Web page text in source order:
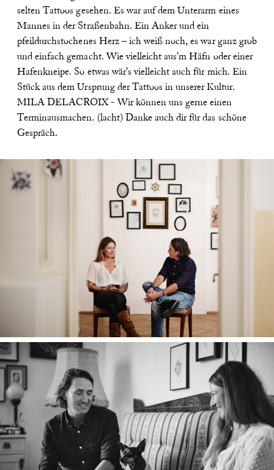
selten Tattoos gesehen. Es war auf dem Unterarm eines
Mannes in der Straßenbahn. Ein Anker und ein
pfeildurchstochenes Herz – ich weiß noch, es war ganz grob
und einfach gemacht. Wie vielleicht aus’m Häfn oder einer
Hafenkneipe. So etwas wär’s vielleicht auch für mich. Ein
Stück aus dem Ursprung der Tattoos in unserer Kultur.
MILA DELACROIX - Wir können uns gerne einen
Terminausmachen. (lacht) Danke auch dir für das schöne
Gespräch.